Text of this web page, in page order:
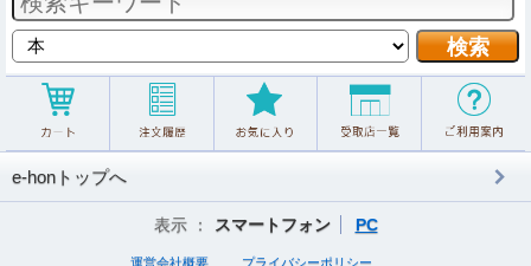
e-honトップへ
表示 ： スマートフォン PC
運営会社概要 プライバシーポリシー